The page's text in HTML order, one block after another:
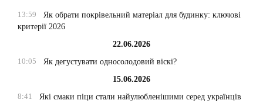
13:59
Як обрати покрівельний матеріал для будинку: ключові
критерії 2026
22.06.2026
10:05
Як дегустувати односолодовий віскі?
15.06.2026
8:41
Які смаки піци стали найулюбленішими серед українців